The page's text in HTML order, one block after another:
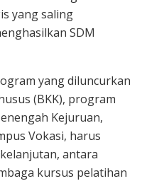
yang saling
SDM
yang diluncurkan
(BKK), program
Kejuruan,
Vokasi, harus
antara
kursus pelatihan